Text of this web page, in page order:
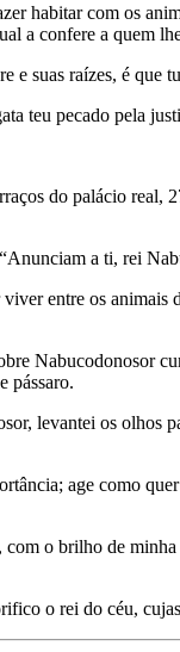
habitar com os
a confere a quem
suas raízes, é que
teu pecado pela
do palácio
a ti, rei
entre os animais
Nabucodonosor
pássaro.
levantei os olhos
age como
o brilho de
o rei do céu,